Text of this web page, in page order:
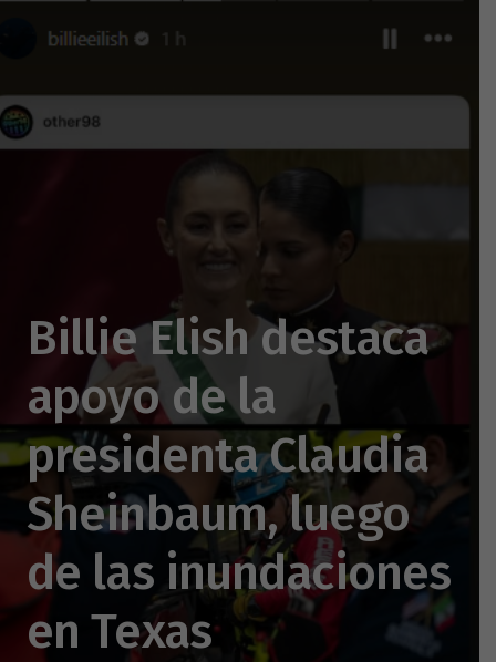
Billie Elish destaca
apoyo de la
presidenta Claudia
Sheinbaum, luego
de las inundaciones
en Texas